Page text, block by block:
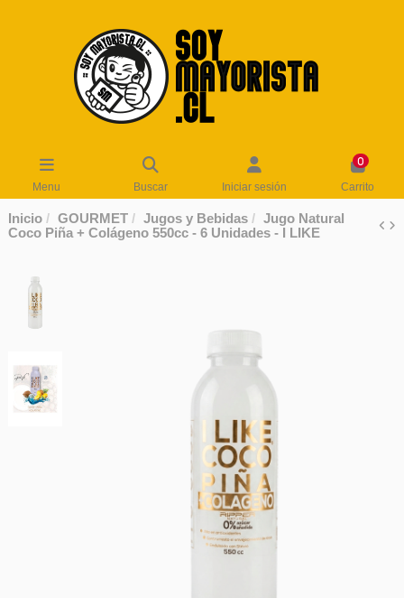
Menu Buscar Iniciar sesión
0
Carrito
Inicio GOURMET Jugos y Bebidas
Jugo Natural
Coco Piña + Colágeno 550cc - 6 Unidades - I LIKE